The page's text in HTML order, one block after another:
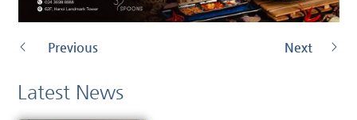
Previous Next
Latest News